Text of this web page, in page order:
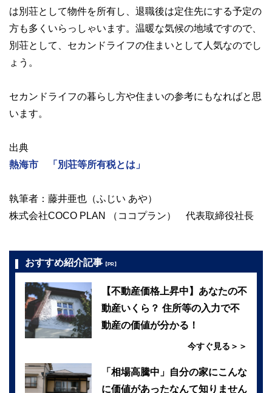
は別荘として物件を所有し、退職後は定住先にする予定の
方も多くいらっしゃいます。温暖な気候の地域ですので、
別荘として、セカンドライフの住まいとして人気なのでし
ょう。
セカンドライフの暮らし方や住まいの参考にもなればと思
います。
出典
熱海市 「別荘等所有税とは」
執筆者：藤井亜也（ふじい あや）
株式会社COCO PLAN （ココプラン） 代表取締役社長
おすすめ紹介記事 【PR】
【不動産価格上昇中】あなたの不
動産いくら？ 住所等の入力で不
動産の価値が分かる！
今すぐ見る＞＞
「相場高騰中」自分の家にこんな
に価値があったなんて知りません